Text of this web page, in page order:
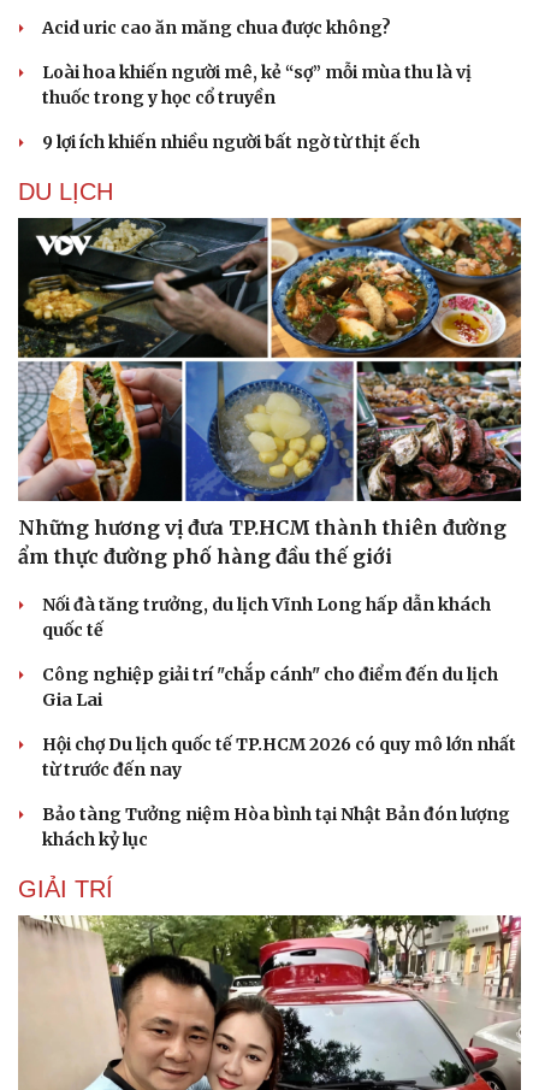
Acid uric cao ăn măng chua được không?
Loài hoa khiến người mê, kẻ “sợ” mỗi mùa thu là vị
thuốc trong y học cổ truyền
9 lợi ích khiến nhiều người bất ngờ từ thịt ếch
DU LỊCH
Những hương vị đưa TP.HCM thành thiên đường
ẩm thực đường phố hàng đầu thế giới
Nối đà tăng trưởng, du lịch Vĩnh Long hấp dẫn khách
quốc tế
Công nghiệp giải trí "chắp cánh" cho điểm đến du lịch
Gia Lai
Hội chợ Du lịch quốc tế TP.HCM 2026 có quy mô lớn nhất
từ trước đến nay
Bảo tàng Tưởng niệm Hòa bình tại Nhật Bản đón lượng
khách kỷ lục
GIẢI TRÍ